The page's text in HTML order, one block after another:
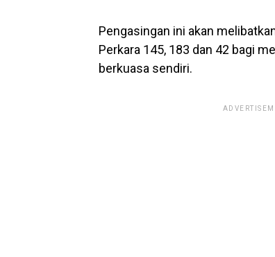
Pengasingan ini akan
Perkara 145, 183 dan 42 bagi
berkuasa sendiri.